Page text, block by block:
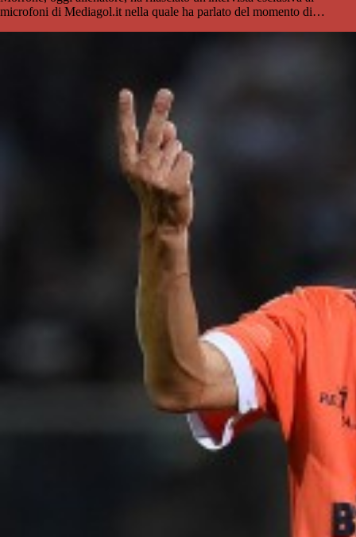
microfoni di Mediagol.it nella quale ha parlato del momento di…